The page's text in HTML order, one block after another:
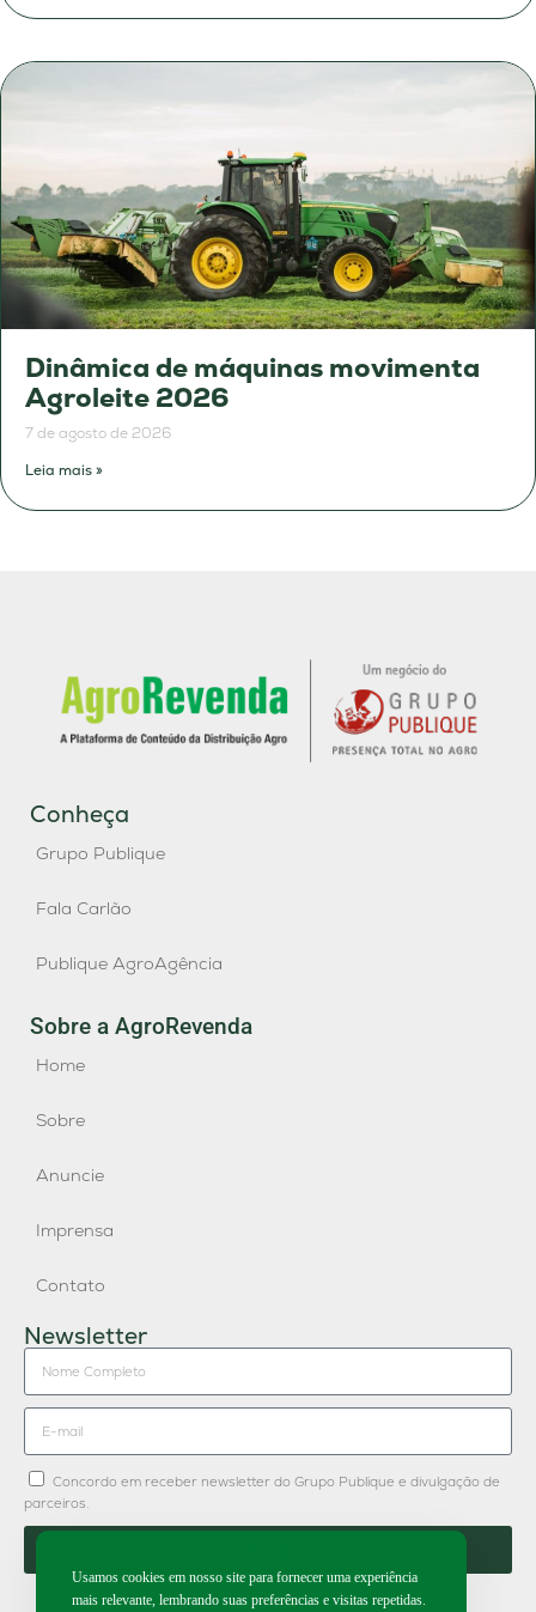
Dinâmica de máquinas movimenta
Agroleite 2026
7 de agosto de 2026
Leia mais »
Conheça
Grupo Publique
Fala Carlão
Publique AgroAgência
Sobre a AgroRevenda
Home
Sobre
Anuncie
Imprensa
Contato
Newsletter
Concordo em receber newsletter do Grupo Publique e divulgação de
parceiros.
Usamos cookies em nosso site para fornecer uma experiência
mais relevante, lembrando suas preferências e visitas repetidas.